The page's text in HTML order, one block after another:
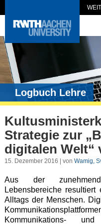
Logbuch Lehre
Strategie zur
digitalen Welt“
15. Dezember 2016 | von Wamig,
Aus der
Lebensbereiche
Alltags der Menschen.
Kommunikations-